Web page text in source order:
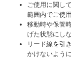
ご使用に関し
範囲内でご使
移動時や保管
げた状態にし
リード線を引
かけないよう